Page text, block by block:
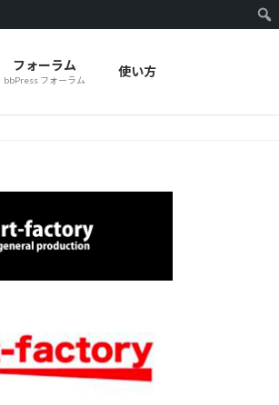
フォーラム
bbPress フォーラム
使い方